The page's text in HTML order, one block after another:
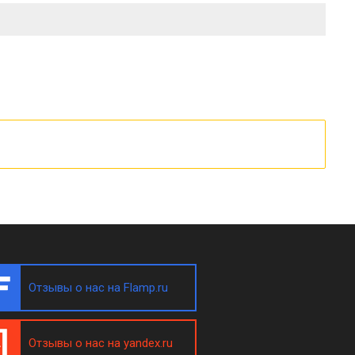
Отзывы о нас на Flamp.ru
Отзывы о нас на yandex.ru